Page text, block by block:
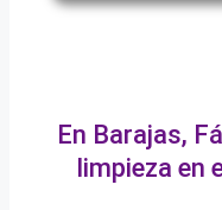
En Barajas,
limpieza en